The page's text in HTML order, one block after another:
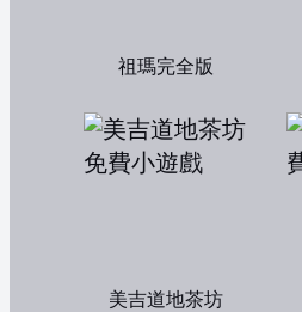
祖瑪完全版
美吉道地茶坊